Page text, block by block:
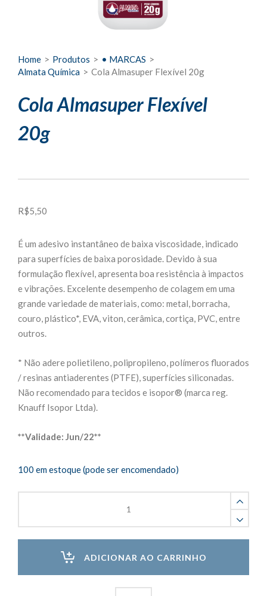
Home > Produtos > • MARCAS >
Almata Química > Cola Almasuper Flexível 20g
Cola Almasuper Flexível
20g
R$5,50
É um adesivo instantâneo de baixa viscosidade, indicado
para superfícies de baixa porosidade. Devido à sua
formulação flexível, apresenta boa resistência à impactos
e vibrações. Excelente desempenho de colagem em uma
grande variedade de materiais, como: metal, borracha,
couro, plástico*, EVA, viton, cerâmica, cortiça, PVC, entre
outros.
* Não adere polietileno, polipropileno, polímeros fluorados
/ resinas antiaderentes (PTFE), superfícies siliconadas.
Não recomendado para tecidos e isopor® (marca reg.
Knauff Isopor Ltda).
**Validade: Jun/22**
100 em estoque (pode ser encomendado)
ADICIONAR AO CARRINHO